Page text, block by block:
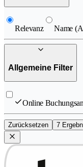
Relevanz Name
Allgemeine Filter
Online
Zurücksetzen 7